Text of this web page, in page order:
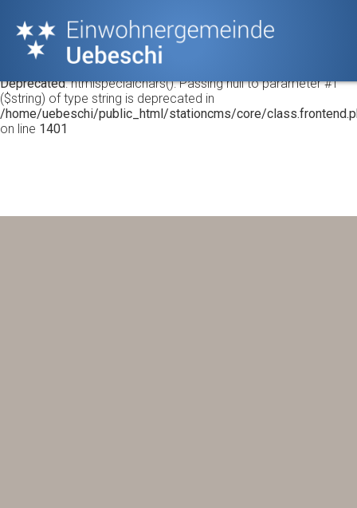
Warning: Undefined array key "HTTP_ACCEPT_LANGUAGE" in
/home/uebeschi/public_html/stationcms/core/
on line1401
Deprecated: htmlspecialchars(): Passing null to parameter #1
($string) of type string is deprecated in
/home/uebeschi/public_html/stationcms/core/
on line 1401